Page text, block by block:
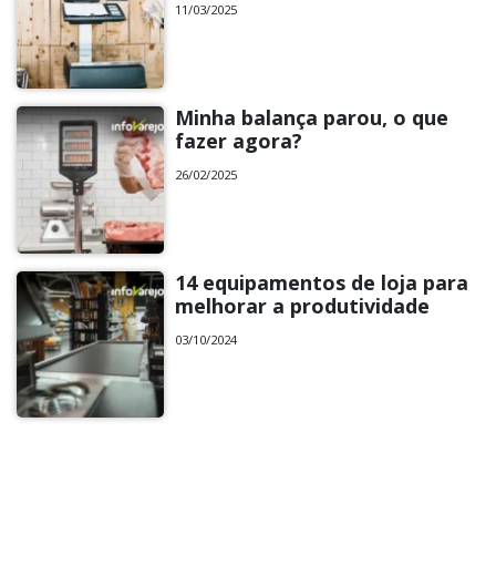
11/03/2025
Minha balança parou, o que
fazer agora?
26/02/2025
14 equipamentos de loja para
melhorar a produtividade
03/10/2024